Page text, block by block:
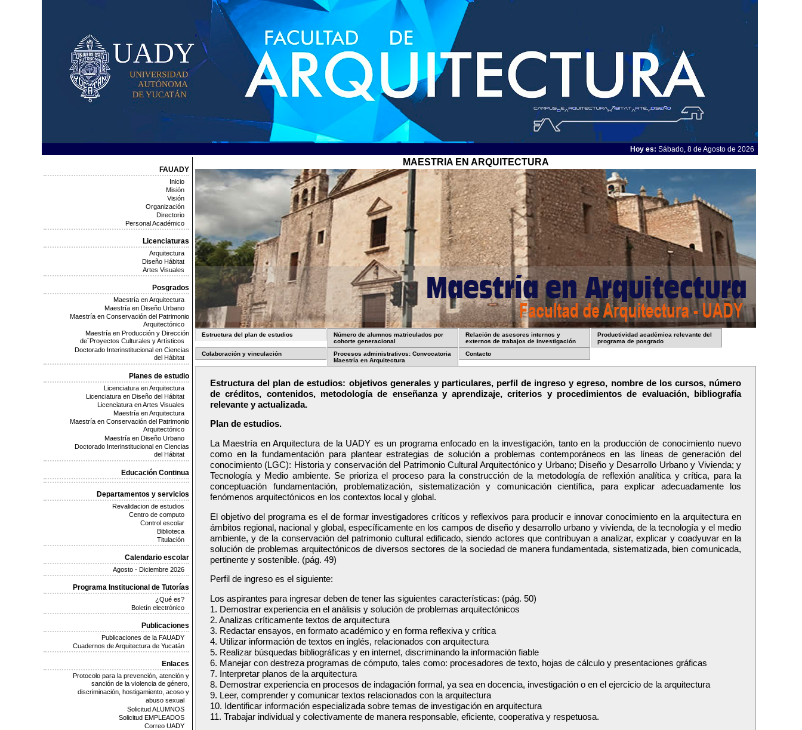
Hoy es: Sábado, 8 de Agosto de 2026
FAUADY
Inicio
Misión
Visión
Organización
Directorio
Personal Académico
Licenciaturas
Arquitectura
Diseño Hábitat
Artes Visuales
Posgrados
Maestría en Arquitectura
Maestría en Diseño Urbano
Maestría en Conservación del Patrimonio
Arquitectónico
Maestría en Producción y Dirección
de¨Proyectos Culturales y Artísticos
Doctorado Interinstitucional en Ciencias
del Hábitat
Planes de estudio
Licenciatura en Arquitectura
Licenciatura en Diseño del Hábitat
Licenciatura en Artes Visuales
Maestría en Arquitectura
Maestría en Conservación del Patrimonio
Arquitectónico
Maestría en Diseño Urbano
Doctorado Interinstitucional en Ciencias
del Hábitat
Educación Continua
Departamentos y servicios
Revalidacion de estudios
Centro de computo
Control escolar
Biblioteca
Titulación
Calendario escolar
Agosto - Diciembre 2026
Programa Institucional de Tutorías
¿Qué es?
Boletín electrónico
Publicaciones
Publicaciones de la FAUADY
Cuadernos de Arquitectura de Yucatán
Enlaces
Protocolo para la prevención, atención y
sanción de la violencia de género,
discriminación, hostigamiento, acoso y
abuso sexual
Solicitud ALUMNOS
Solicitud EMPLEADOS
Correo UADY
MAESTRIA EN ARQUITECTURA
Estructura del plan de estudios
Número de alumnos matriculados por
cohorte generacional
Relación de asesores internos y
externos de trabajos de investigación
Productividad académica relevante del
programa de posgrado
Colaboración y vinculación
Procesos administrativos: Convocatoria
Maestría en Arquitectura
Contacto
Estructura del plan de estudios: objetivos generales y particulares, perfil de ingreso y egreso, nombre de los cursos, número
de créditos, contenidos, metodología de enseñanza y aprendizaje, criterios y procedimientos de evaluación, bibliografía
relevante y actualizada.
Plan de estudios.
La Maestría en Arquitectura de la UADY es un programa enfocado en la investigación, tanto en la producción de conocimiento nuevo
como en la fundamentación para plantear estrategias de solución a problemas contemporáneos en las líneas de generación del
conocimiento (LGC): Historia y conservación del Patrimonio Cultural Arquitectónico y Urbano; Diseño y Desarrollo Urbano y Vivienda; y
Tecnología y Medio ambiente. Se prioriza el proceso para la construcción de la metodología de reflexión analítica y crítica, para la
conceptuación fundamentación, problematización, sistematización y comunicación científica, para explicar adecuadamente los
fenómenos arquitectónicos en los contextos local y global.
El objetivo del programa es el de formar investigadores críticos y reflexivos para producir e innovar conocimiento en la arquitectura en
ámbitos regional, nacional y global, específicamente en los campos de diseño y desarrollo urbano y vivienda, de la tecnología y el medio
ambiente, y de la conservación del patrimonio cultural edificado, siendo actores que contribuyan a analizar, explicar y coadyuvar en la
solución de problemas arquitectónicos de diversos sectores de la sociedad de manera fundamentada, sistematizada, bien comunicada,
pertinente y sostenible. (pág. 49)
Perfil de ingreso es el siguiente:
Los aspirantes para ingresar deben de tener las siguientes características: (pág. 50)
1. Demostrar experiencia en el análisis y solución de problemas arquitectónicos
2. Analizas críticamente textos de arquitectura
3. Redactar ensayos, en formato académico y en forma reflexiva y crítica
4. Utilizar información de textos en inglés, relacionados con arquitectura
5. Realizar búsquedas bibliográficas y en internet, discriminando la información fiable
6. Manejar con destreza programas de cómputo, tales como: procesadores de texto, hojas de cálculo y presentaciones gráficas
7. Interpretar planos de la arquitectura
8. Demostrar experiencia en procesos de indagación formal, ya sea en docencia, investigación o en el ejercicio de la arquitectura
9. Leer, comprender y comunicar textos relacionados con la arquitectura
10. Identificar información especializada sobre temas de investigación en arquitectura
11. Trabajar individual y colectivamente de manera responsable, eficiente, cooperativa y respetuosa.